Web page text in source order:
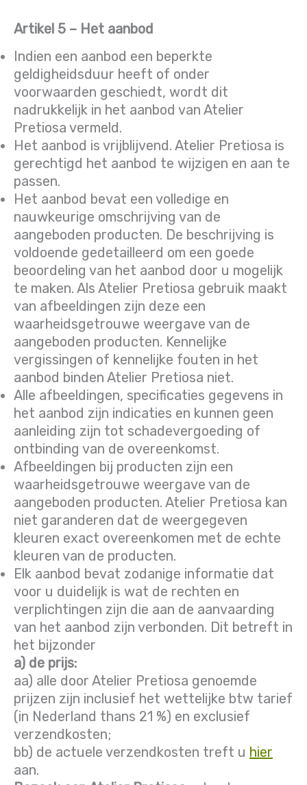
Artikel 5 – Het aanbod
Indien een aanbod een beperkte
geldigheidsduur heeft of onder
voorwaarden geschiedt, wordt dit
nadrukkelijk in het aanbod van Atelier
Pretiosa vermeld.
Het aanbod is vrijblijvend. Atelier Pretiosa is
gerechtigd het aanbod te wijzigen en aan te
passen.
Het aanbod bevat een volledige en
nauwkeurige omschrijving van de
aangeboden producten. De beschrijving is
voldoende gedetailleerd om een goede
beoordeling van het aanbod door u mogelijk
te maken. Als Atelier Pretiosa gebruik maakt
van afbeeldingen zijn deze een
waarheidsgetrouwe weergave van de
aangeboden producten. Kennelijke
vergissingen of kennelijke fouten in het
aanbod binden Atelier Pretiosa niet.
Alle afbeeldingen, specificaties gegevens in
het aanbod zijn indicaties en kunnen geen
aanleiding zijn tot schadevergoeding of
ontbinding van de overeenkomst.
Afbeeldingen bij producten zijn een
waarheidsgetrouwe weergave van de
aangeboden producten. Atelier Pretiosa kan
niet garanderen dat de weergegeven
kleuren exact overeenkomen met de echte
kleuren van de producten.
Elk aanbod bevat zodanige informatie dat
voor u duidelijk is wat de rechten en
verplichtingen zijn die aan de aanvaarding
van het aanbod zijn verbonden. Dit betreft in
het bijzonder
a) de prijs:
aa) alle door Atelier Pretiosa genoemde
prijzen zijn inclusief het wettelijke btw tarief
(in Nederland thans 21 %) en exclusief
verzendkosten;
bb) de actuele verzendkosten treft u hier
aan.